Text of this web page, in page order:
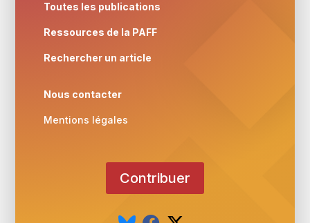
Toutes les publications
Ressources de la PAFF
Rechercher un article
Nous contacter
Mentions légales
Contribuer